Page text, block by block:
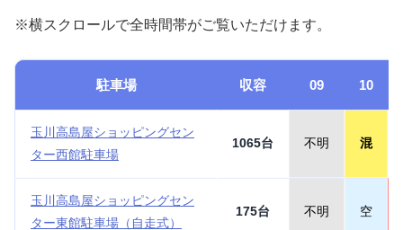
※横スクロールで全時間帯がご覧いただけます。
駐車場 収容 09 10
玉川高島屋ショッピングセン
ター西館駐車場
1065台 不明 混
玉川高島屋ショッピングセン
ター東館駐車場（自走式）
175台 不明 空